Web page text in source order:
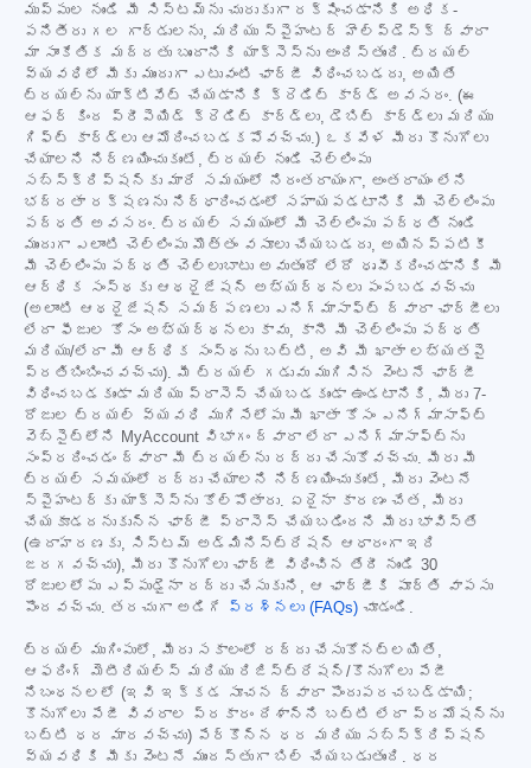
ముప్పుల నుండి మీ సిస్టమ్‌ను చురుకుగా రక్షించడానికి అధిక-
పనితీరు గల గార్డులను, మరియు స్పైహంటర్ హెల్ప్‌డెస్క్ ద్వారా
మా సాంకేతిక మద్దతు బృందానికి యాక్సెస్‌ను అందిస్తుంది. ట్రయల్
వ్యవధిలో మీకు ముందుగా ఎటువంటి ఛార్జీ విధించబడదు, అయితే
ట్రయల్‌ను యాక్టివేట్ చేయడానికి క్రెడిట్ కార్డ్ అవసరం. (ఈ
ఆఫర్ కింద ప్రీపెయిడ్ క్రెడిట్ కార్డ్‌లు, డెబిట్ కార్డ్‌లు మరియు
గిఫ్ట్ కార్డ్‌లు ఆమోదించబడకపోవచ్చు.) ఒకవేళ మీరు కొనుగోలు
చేయాలని నిర్ణయించుకుంటే, ట్రయల్ నుండి చెల్లింపు
సబ్‌స్క్రిప్షన్‌కు మారే సమయంలో నిరంతరాయంగా, అంతరాయం లేని
భద్రతా రక్షణను నిర్ధారించడంలో సహాయపడటానికి మీ చెల్లింపు
పద్ధతి అవసరం. ట్రయల్ సమయంలో మీ చెల్లింపు పద్ధతి నుండి
ముందుగా ఎలాంటి చెల్లింపు మొత్తం వసూలు చేయబడదు, అయినప్పటికీ
మీ చెల్లింపు పద్ధతి చెల్లుబాటు అవుతుందో లేదో ధృవీకరించడానికి మీ
ఆర్థిక సంస్థకు ఆథరైజేషన్ అభ్యర్థనలు పంపబడవచ్చు
(అలాంటి ఆథరైజేషన్ సమర్పణలు ఎనిగ్మాసాఫ్ట్ ద్వారా ఛార్జీలు
లేదా ఫీజుల కోసం అభ్యర్థనలు కావు, కానీ మీ చెల్లింపు పద్ధతి
మరియు/లేదా మీ ఆర్థిక సంస్థను బట్టి, అవి మీ ఖాతా లభ్యతపై
ప్రతిబింబించవచ్చు). మీ ట్రయల్ గడువు ముగిసిన వెంటనే ఛార్జీ
విధించబడకుండా మరియు ప్రాసెస్ చేయబడకుండా ఉండటానికి, మీరు 7-
రోజుల ట్రయల్ వ్యవధి ముగిసేలోపు మీ ఖాతా కోసం ఎనిగ్మాసాఫ్ట్
వెబ్‌సైట్‌లోని MyAccount విభాగం ద్వారా లేదా ఎనిగ్మాసాఫ్ట్‌ను
సంప్రదించడం ద్వారా మీ ట్రయల్‌ను రద్దు చేసుకోవచ్చు. మీరు మీ
ట్రయల్ సమయంలో రద్దు చేయాలని నిర్ణయించుకుంటే, మీరు వెంటనే
స్పైహంటర్‌కు యాక్సెస్‌ను కోల్పోతారు. ఏదైనా కారణం చేత, మీరు
చేయకూడదనుకున్న ఛార్జీ ప్రాసెస్ చేయబడిందని మీరు భావిస్తే
(ఉదాహరణకు, సిస్టమ్ అడ్మినిస్ట్రేషన్ ఆధారంగా ఇది
జరగవచ్చు), మీరు కొనుగోలు ఛార్జీ విధించిన తేదీ నుండి 30
రోజులలోపు ఎప్పుడైనా రద్దు చేసుకుని, ఆ ఛార్జీకి పూర్తి వాపసు
పొందవచ్చు. తరచుగా అడిగే
ప్రశ్నలు (FAQs) చూడండి.
ట్రయల్ ముగింపులో, మీరు సకాలంలో రద్దు చేసుకోనట్లయితే,
ఆఫరింగ్ మెటీరియల్స్ మరియు రిజిస్ట్రేషన్/కొనుగోలు పేజీ
నిబంధనలలో (ఇవి ఇక్కడ సూచన ద్వారా పొందుపరచబడ్డాయి;
కొనుగోలు పేజీ వివరాల ప్రకారం దేశాన్ని బట్టి లేదా ప్రమోషన్‌ను
బట్టి ధర మారవచ్చు) పేర్కొన్న ధర మరియు సబ్‌స్క్రిప్షన్
వ్యవధికి మీకు వెంటనే ముందస్తుగా బిల్ చేయబడుతుంది. ధర